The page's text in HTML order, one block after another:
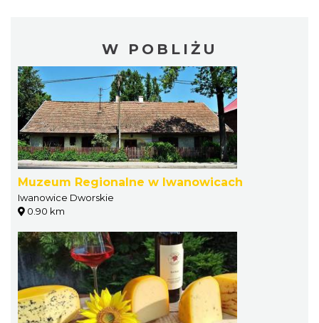
W POBLIŻU
Muzeum Regionalne w Iwanowicach
Iwanowice Dworskie
0.90 km